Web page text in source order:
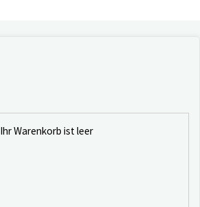
Ihr Warenkorb ist leer